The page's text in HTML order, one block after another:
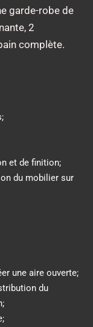
garde-robe de
2
complète.
et de finition;
du mobilier sur
une aire ouverte;
du